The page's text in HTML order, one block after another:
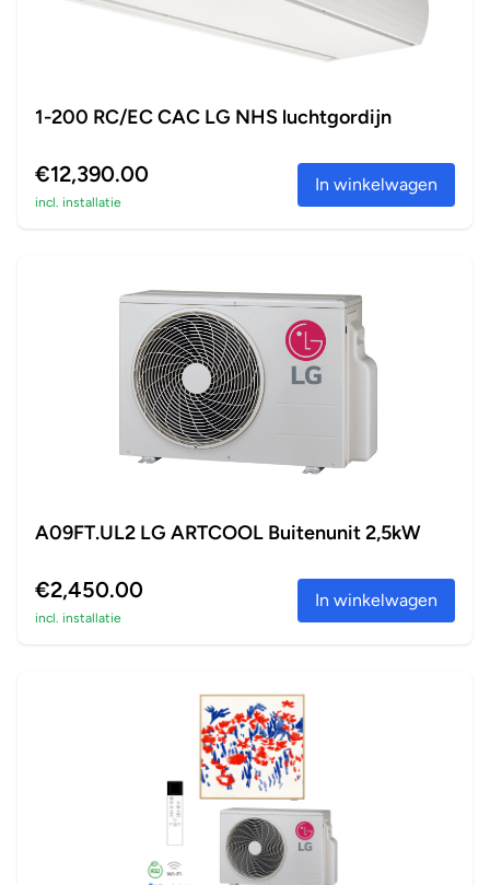
1-200 RC/EC CAC LG NHS luchtgordijn
€12,390.00
incl. installatie
In winkelwagen
A09FT.UL2 LG ARTCOOL Buitenunit 2,5kW
€2,450.00
incl. installatie
In winkelwagen